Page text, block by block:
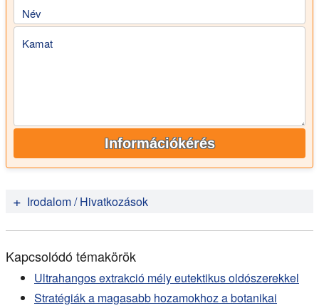
Név
Kamat
Információkérés
Irodalom / Hivatkozások
supercritical extraction from ginger.
Sonochemistry
Volume 13, Issue 6, Sept. 2006. 471-479.
Kapcsolódó témakörök
Ultrahangos extrakció mély eutektikus oldószerekkel
Stratégiák a magasabb hozamokhoz a botanikai